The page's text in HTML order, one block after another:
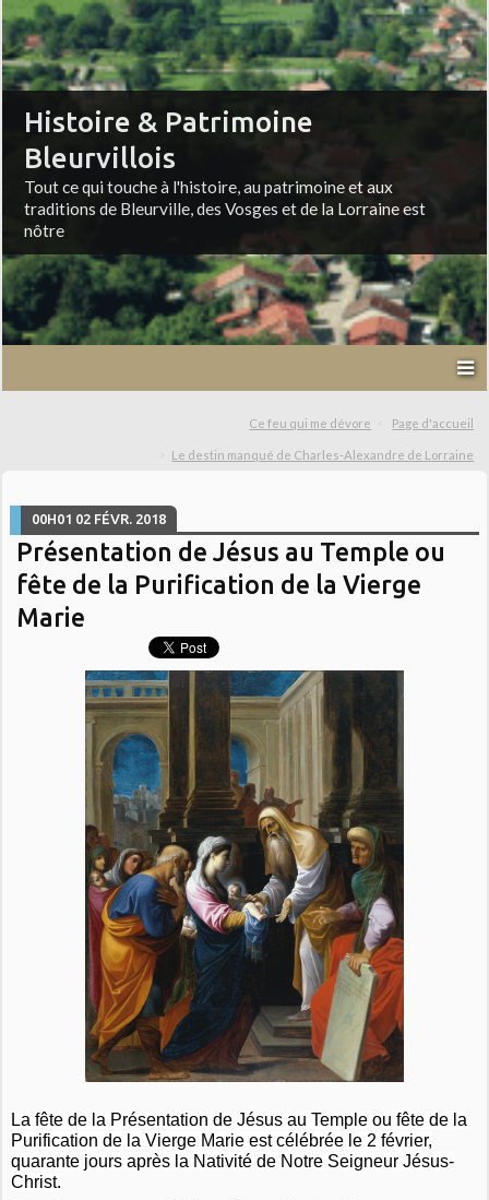
Histoire & Patrimoine
Bleurvillois
Tout ce qui touche à l'histoire, au patrimoine et aux
traditions de Bleurville, des Vosges et de la Lorraine est
nôtre
Ce feu qui me dévore Page d'accueil
Le destin manqué de Charles-Alexandre de Lorraine
00H01 02 FÉVR. 2018
Présentation de Jésus au Temple ou
fête de la Purification de la Vierge
Marie
La fête de la Présentation de Jésus au Temple ou fête de la
Purification de la Vierge Marie est célébrée le 2 février,
quarante jours après la Nativité de Notre Seigneur Jésus-
Christ.